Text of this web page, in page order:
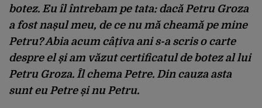
botez. Eu îl întrebam pe tata: dacă Petru Groza
a fost nașul meu, de ce nu mă cheamă pe mine
Petru? Abia acum câțiva ani s-a scris o carte
despre el și am văzut certificatul de botez al lui
Petru Groza. Îl chema Petre. Din cauza asta
sunt eu Petre și nu Petru.